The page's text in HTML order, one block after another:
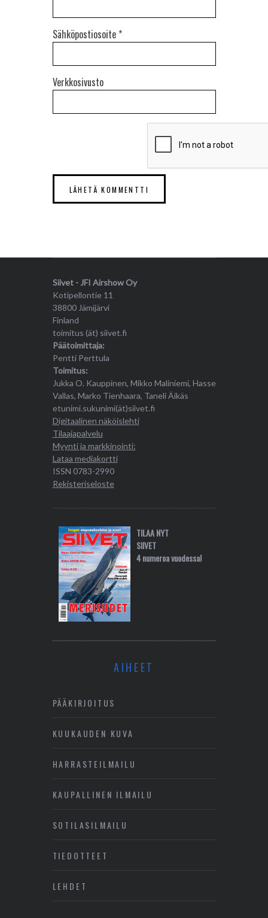
Sähköpostiosoite *
Verkkosivusto
Siivet - JFI Airshow Oy
Kotipellontie 11
38800 Jämijärvi
Finland
toimitus (ät) siivet.fi
Päätoimittaja:
Pentti Perttula
Toimitus:
Jukka O. Kauppinen, Mikko Maliniemi, Hasse
Vallas, Marko Tienhaara, Taneli Äikäs
etunimi.sukunimi(ät)siivet.fi
Digitaalinen näköislehti
Tilaajapalvelu
Myynti ja markkinointi:
Lataa mediakortti
ISSN 0783-2990
Rekisteriseloste
TILAA NYT
SIIVET
4 numeroa vuodessa!
AIHEET
PÄÄKIRJOITUS
KUUKAUDEN KUVA
HARRASTEILMAILU
KAUPALLINEN ILMAILU
SOTILASILMAILU
TIEDOTTEET
LEHDET